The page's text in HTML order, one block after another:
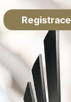
Registrace